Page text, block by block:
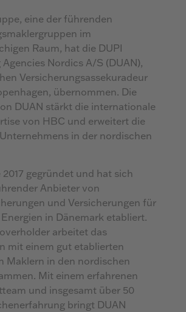
eine der führenden
im
Raum, hat die DUPI
Nordics A/S (DUAN),
Versicherungsassekuradeur
übernommen. Die
DUAN stärkt die internationale
von HBC und erweitert die
in der nordischen
2017 gegründet und hat sich
Anbieter von
und Versicherungen für
in Dänemark etabliert.
arbeitet das
mit einem gut etablierten
Maklern in den nordischen
Mit einem erfahrenen
und insgesamt über 50
bringt DUAN